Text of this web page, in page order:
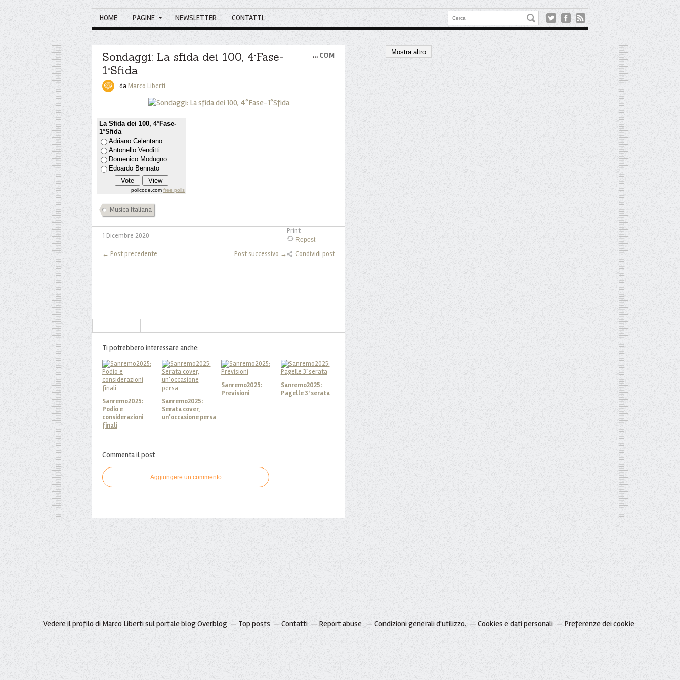
HOME PAGINE NEWSLETTER CONTATTI
Sondaggi: La sfida dei 100, 4°Fase-
1°Sfida
… COM
daMarco Liberti
La Sfida dei 100, 4°Fase-
1°Sfida
Adriano Celentano
Antonello Venditti
Domenico Modugno
Edoardo Bennato
pollcode.com free polls
Musica Italiana
1 Dicembre 2020
Print
Repost
Condividi post
← Post precedente Post successivo →
Ti potrebbero interessare anche:
Sanremo2025:
Podio e
considerazioni
finali
Sanremo2025:
Serata cover,
un'occasione persa
Sanremo2025:
Previsioni
Sanremo2025:
Pagelle 3°serata
Commenta il post
Aggiungere un commento
Mostra altro
Vedere il profilo di Marco Libertisul portale blog Overblog Top posts Contatti Report abuse Condizioni generali d'utilizzo. Cookies e dati personali Preferenze dei cookie